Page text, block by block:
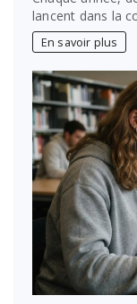
lancent dans la
En savoir plus